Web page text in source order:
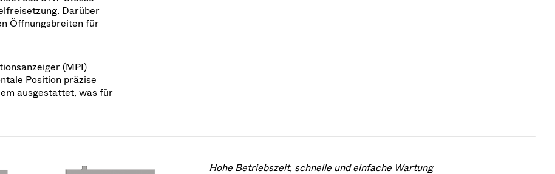
Darüber
Öffnungsbreiten für
(MPI)
Position präzise
ausgestattet, was für
Hohe Betriebszeit, schnelle und einfache Wartung